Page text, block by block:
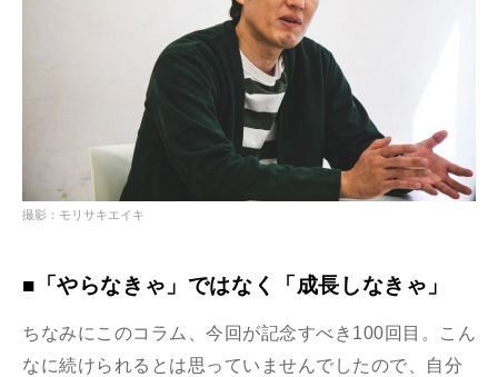
撮影：モリサキエイキ
■「やらなきゃ」ではなく「成長しなきゃ」
ちなみにこのコラム、今回が記念すべき100回目。こん
なに続けられるとは思っていませんでしたので、自分